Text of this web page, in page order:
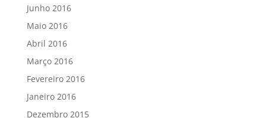
Junho 2016
Maio 2016
Abril 2016
Março 2016
Fevereiro 2016
Janeiro 2016
Dezembro 2015